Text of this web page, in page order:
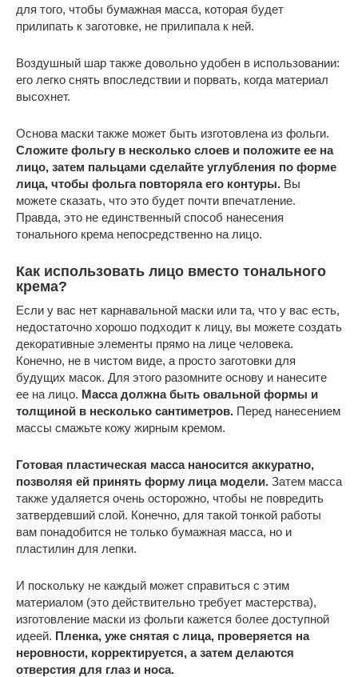
для того, чтобы бумажная масса, которая будет
прилипать к заготовке, не прилипала к ней.
Воздушный шар также довольно удобен в использовании:
его легко снять впоследствии и порвать, когда материал
высохнет.
Основа маски также может быть изготовлена из фольги.
Сложите фольгу в несколько слоев и положите ее на
лицо, затем пальцами сделайте углубления по форме
лица, чтобы фольга повторяла его контуры. Вы
можете сказать, что это будет почти впечатление.
Правда, это не единственный способ нанесения
тонального крема непосредственно на лицо.
Как использовать лицо вместо тонального
крема?
Если у вас нет карнавальной маски или та, что у вас есть,
недостаточно хорошо подходит к лицу, вы можете создать
декоративные элементы прямо на лице человека.
Конечно, не в чистом виде, а просто заготовки для
будущих масок. Для этого разомните основу и нанесите
ее на лицо. Масса должна быть овальной формы и
толщиной в несколько сантиметров. Перед нанесением
массы смажьте кожу жирным кремом.
Готовая пластическая масса наносится аккуратно,
позволяя ей принять форму лица модели. Затем масса
также удаляется очень осторожно, чтобы не повредить
затвердевший слой. Конечно, для такой тонкой работы
вам понадобится не только бумажная масса, но и
пластилин для лепки.
И поскольку не каждый может справиться с этим
материалом (это действительно требует мастерства),
изготовление маски из фольги кажется более доступной
идеей. Пленка, уже снятая с лица, проверяется на
неровности, корректируется, а затем делаются
отверстия для глаз и носа.